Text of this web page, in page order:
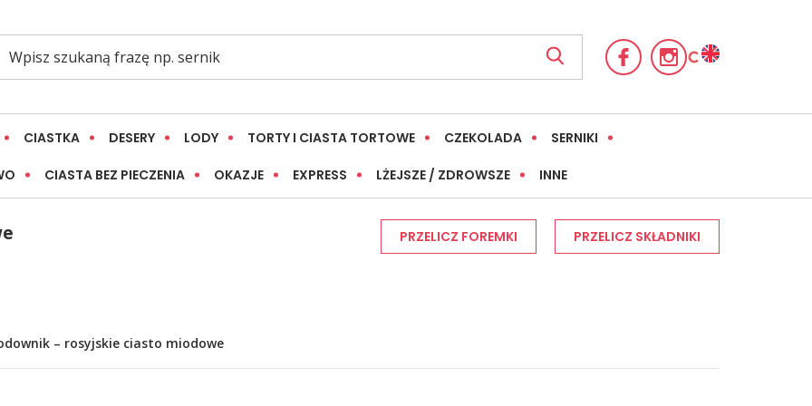
CIASTKA DESERY LODY TORTY I CIASTA TORTOWE CZEKOLADA SERNIKI
CIASTA BEZ PIECZENIA OKAZJE EXPRESS LŻEJSZE / ZDROWSZE INNE
PRZELICZ FOREMKI PRZELICZ SKŁADNIKI
– rosyjskie ciasto miodowe